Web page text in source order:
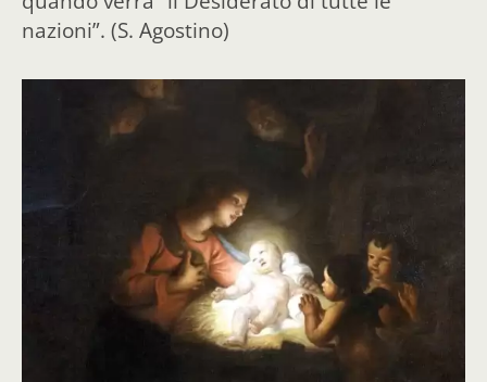
nazioni”. (S. Agostino)